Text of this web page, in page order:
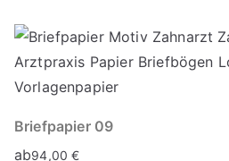
Briefpapier 09
ab94,00€